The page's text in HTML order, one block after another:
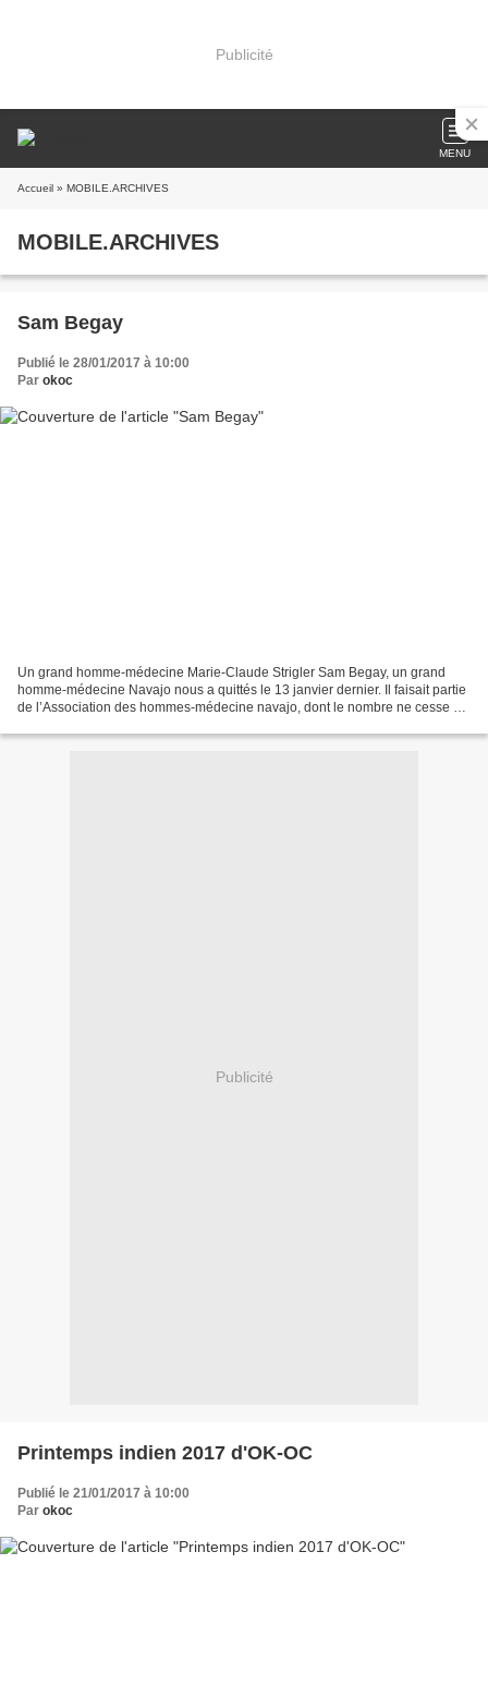
Publicité
MENU
Accueil » MOBILE.ARCHIVES
MOBILE.ARCHIVES
Sam Begay
Publié le 28/01/2017 à 10:00
Par okoc
Un grand homme-médecine Marie-Claude Strigler Sam Begay, un grand
homme-médecine Navajo nous a quittés le 13 janvier dernier. Il faisait partie
de l’Association des hommes-médecine navajo, dont le nombre ne cesse de
Publicité
Printemps indien 2017 d'OK-OC
Publié le 21/01/2017 à 10:00
Par okoc